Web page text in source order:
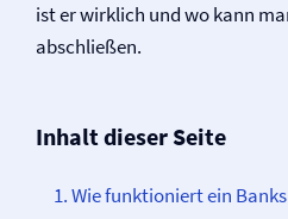
ist er wirklich und wo kann
abschließen.
Inhalt dieser Seite
Wie funktioniert ein